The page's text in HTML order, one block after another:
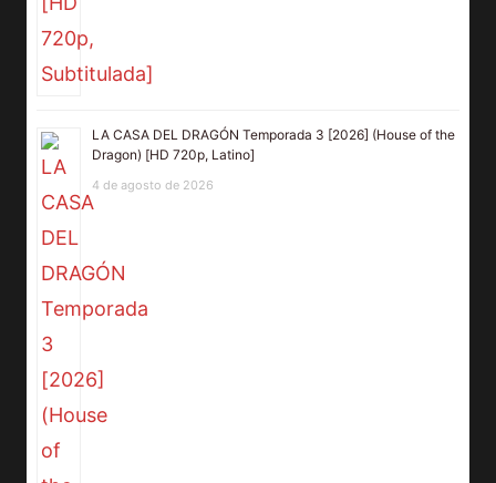
LA CASA DEL DRAGÓN Temporada 3 [2026] (House of the
Dragon) [HD 720p, Latino]
4 de agosto de 2026